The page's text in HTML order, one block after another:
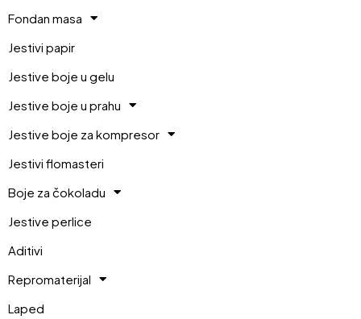
Fondan masa
Jestivi papir
Jestive boje u gelu
Jestive boje u prahu
Jestive boje za kompresor
Jestivi flomasteri
Boje za čokoladu
Jestive perlice
Aditivi
Repromaterijal
Laped